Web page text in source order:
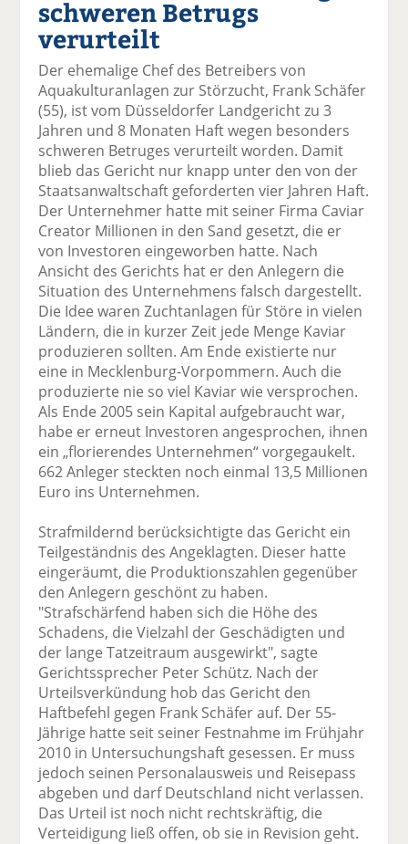
F
ac
e
b
o
o
k
te
il
e
n
tt
er
n
el
n
k
e
di
n
te
il
e
n
m
l
v
er
se
n
d
n
e
schweren Betrugs
verurteilt
Der ehemalige Chef des Betreibers von
Aquakulturanlagen zur Störzucht, Frank Schäfer
(55), ist vom Düsseldorfer Landgericht zu 3
Jahren und 8 Monaten Haft wegen besonders
schweren Betruges verurteilt worden. Damit
blieb das Gericht nur knapp unter den von der
Staatsanwaltschaft geforderten vier Jahren Haft.
Der Unternehmer hatte mit seiner Firma Caviar
Creator Millionen in den Sand gesetzt, die er
von Investoren eingeworben hatte. Nach
Ansicht des Gerichts hat er den Anlegern die
Situation des Unternehmens falsch dargestellt.
Die Idee waren Zuchtanlagen für Störe in vielen
Ländern, die in kurzer Zeit jede Menge Kaviar
produzieren sollten. Am Ende existierte nur
eine in Mecklenburg-Vorpommern. Auch die
produzierte nie so viel Kaviar wie versprochen.
Als Ende 2005 sein Kapital aufgebraucht war,
habe er erneut Investoren angesprochen, ihnen
ein „florierendes Unternehmen“ vorgegaukelt.
662 Anleger steckten noch einmal 13,5 Millionen
Euro ins Unternehmen.
Strafmildernd berücksichtigte das Gericht ein
Teilgeständnis des Angeklagten. Dieser hatte
eingeräumt, die Produktionszahlen gegenüber
den Anlegern geschönt zu haben.
"Strafschärfend haben sich die Höhe des
Schadens, die Vielzahl der Geschädigten und
der lange Tatzeitraum ausgewirkt", sagte
Gerichtssprecher Peter Schütz. Nach der
Urteilsverkündung hob das Gericht den
Haftbefehl gegen Frank Schäfer auf. Der 55-
Jährige hatte seit seiner Festnahme im Frühjahr
2010 in Untersuchungshaft gesessen. Er muss
jedoch seinen Personalausweis und Reisepass
abgeben und darf Deutschland nicht verlassen.
Das Urteil ist noch nicht rechtskräftig, die
Verteidigung ließ offen, ob sie in Revision geht.